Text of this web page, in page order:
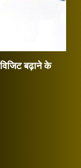
बढ़ाने के